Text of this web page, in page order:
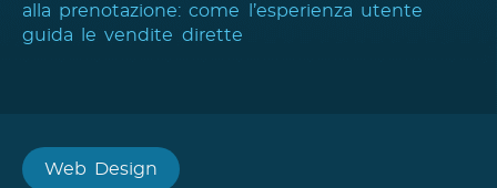
alla prenotazione: come l’esperienza utente
guida le vendite dirette
Web Design